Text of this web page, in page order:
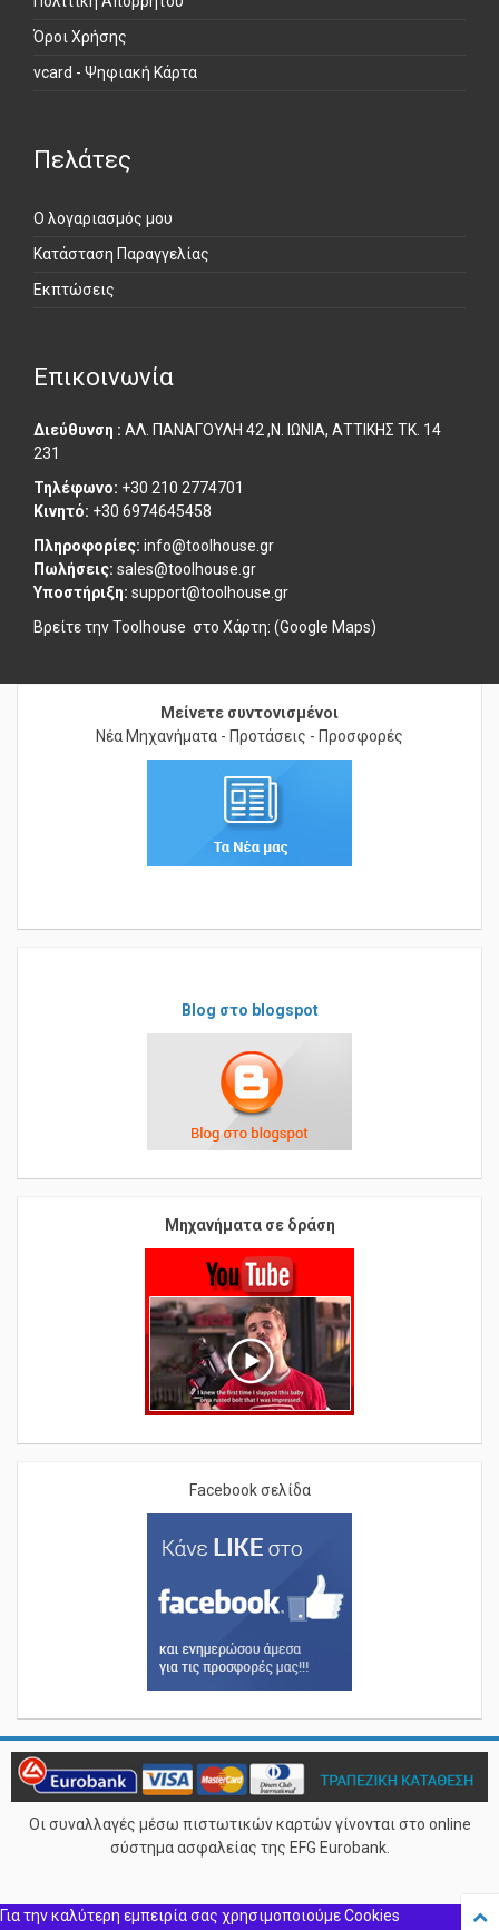
Πολιτική Απορρήτου
Όροι Χρήσης
vcard - Ψηφιακή Κάρτα
Πελάτες
Ο λογαριασμός μου
Κατάσταση Παραγγελίας
Εκπτώσεις
Επικοινωνία
Διεύθυνση :
ΑΛ. ΠΑΝΑΓΟΥΛΗ 42 ,Ν. ΙΩΝΙΑ, ΑΤΤΙΚΗΣ ΤΚ. 14
Τηλέφωνο: +30 210 2774701
Κινητό:
Πληροφορίες:
info@toolhouse.gr
Πωλήσεις:
sales@toolhouse.gr
Υποστήριξη:
support@toolhouse.gr
Βρείτε την Toolhouse στο
Χάρτη: (Google Maps)
Μείνετε συντονισμένοι
Νέα Μηχανήματα - Προτάσεις - Προσφορές
Blog στο blogspot
Μηχανήματα σε δράση
Οι συναλλαγές μέσω πιστωτικών καρτών γίνονται στο online
σύστημα ασφαλείας της EFG Eurobank.